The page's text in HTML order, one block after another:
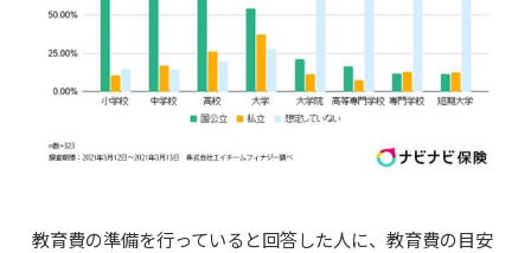
教育費の準備を行っていると回答した人に、教育費の目安